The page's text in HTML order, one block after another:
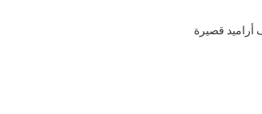
أراميد قصيرة